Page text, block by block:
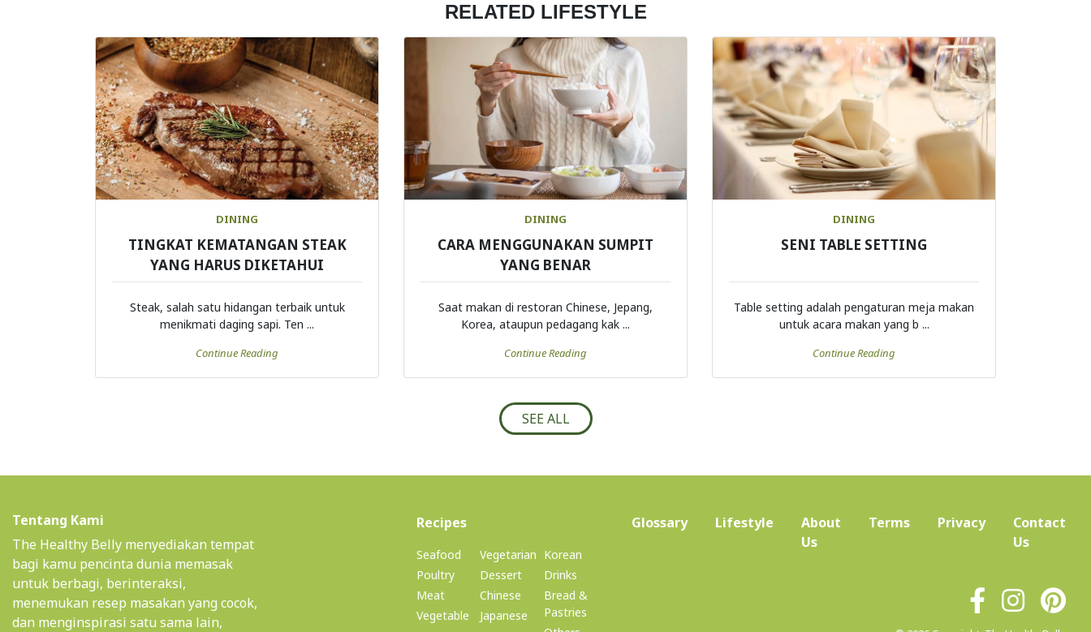
RELATED LIFESTYLE
DINING
TINGKAT KEMATANGAN STEAK
YANG HARUS DIKETAHUI
Steak, salah satu hidangan terbaik untuk
menikmati daging sapi. Ten ...
Continue Reading
DINING
CARA MENGGUNAKAN SUMPIT
YANG BENAR
Saat makan di restoran Chinese, Jepang,
Korea, ataupun pedagang kak ...
Continue Reading
DINING
SENI TABLE SETTING
Table setting adalah pengaturan meja makan
untuk acara makan yang b ...
Continue Reading
SEE ALL
Tentang Kami
The Healthy Belly menyediakan tempat
bagi kamu pencinta dunia memasak
untuk berbagi, berinteraksi,
menemukan resep masakan yang cocok,
dan menginspirasi satu sama lain,
Recipes(current)
Seafood
Poultry
Meat
Vegetable
Vegetarian
Dessert
Chinese
Japanese
Korean
Drinks
Bread &
Pastries
Glossary Lifestyle
About
Us(current)
Terms Privacy
Contact
Us